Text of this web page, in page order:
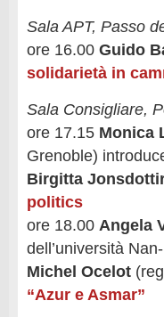
Sala APT, Passo
ore 16.00 Guido
solidarietà in
Sala Consigliare,
ore 17.15 Monica
Grenoble)
Birgitta
politics
ore 18.00 Angela
dell’università
Michel Ocelot
“Azur e Asmar”